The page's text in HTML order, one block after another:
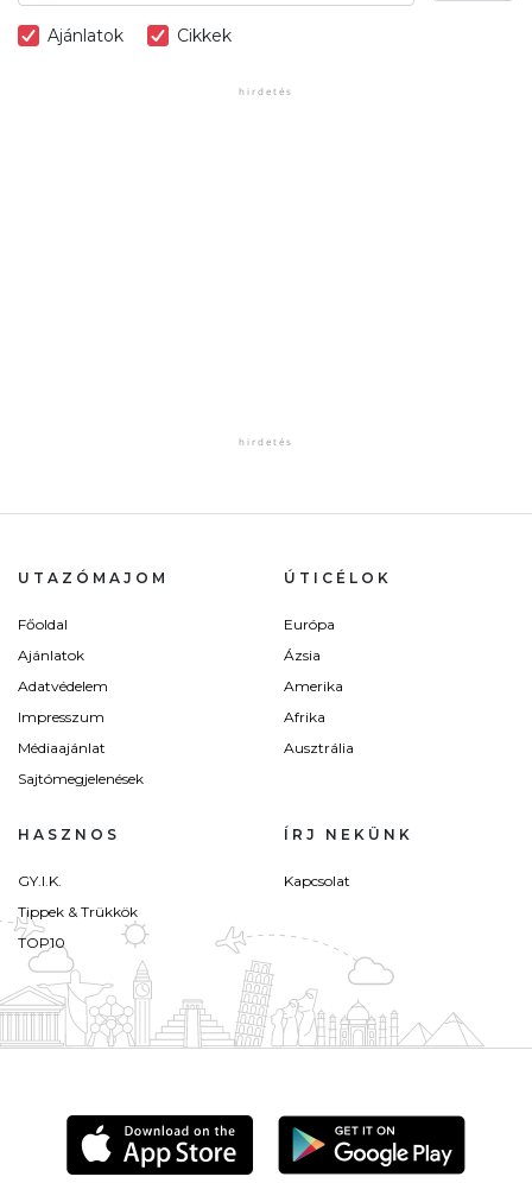
Ajánlatok Cikkek
UTAZÓMAJOM
Főoldal
Ajánlatok
Adatvédelem
Impresszum
Médiaajánlat
Sajtómegjelenések
ÚTICÉLOK
Európa
Ázsia
Amerika
Afrika
Ausztrália
HASZNOS
GY.I.K.
Tippek & Trükkök
TOP10
ÍRJ NEKÜNK
Kapcsolat